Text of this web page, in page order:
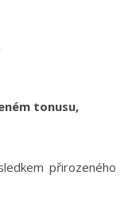
tonusu,
přirozeného